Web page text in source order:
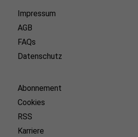
Impressum
AGB
FAQs
Datenschutz
Abonnement
Cookies
RSS
Karriere